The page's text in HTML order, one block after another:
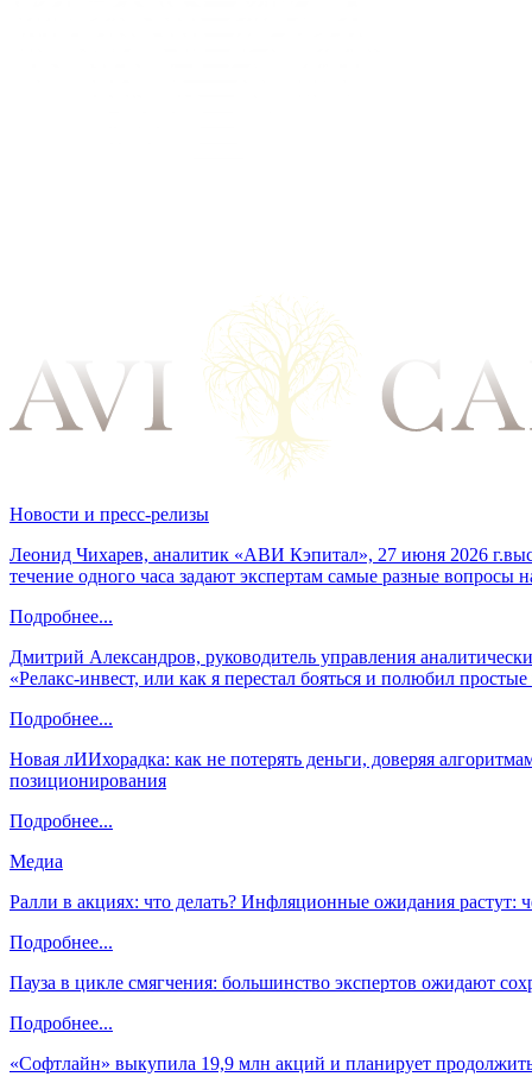
Новости и пресс-релизы
Леонид Чихарев, аналитик «АВИ Кэпитал», 27 июня 2026
течение одного часа задают экспертам самые разные вопросы
Подробнее...
Дмитрий Александров, руководитель управления
«Релакс-инвест, или как я перестал бояться и полюбил
Подробнее...
Новая лИИхорадка: как не потерять деньги, доверяя
позиционирования
Подробнее...
Медиа
Ралли в акциях: что делать? Инфляционные ожидания
Подробнее...
Пауза в цикле смягчения: большинство экспертов ожидают
Подробнее...
«Софтлайн» выкупила 19,9 млн акций и планирует